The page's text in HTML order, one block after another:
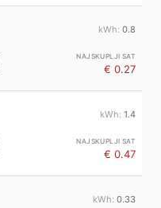
0.8
€ 0.27
1.4
€ 0.47
0.33